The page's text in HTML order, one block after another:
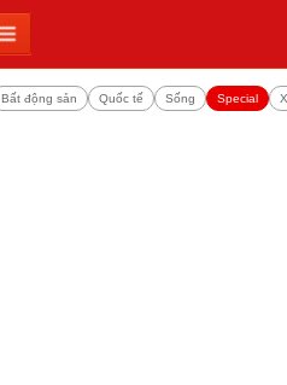
Bất động sản Quốc tế Sống Special